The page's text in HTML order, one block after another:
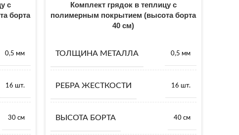
с
борта
0,5 мм
16 шт.
30 см
Комплект грядок в теплицу с
полимерным покрытием (высота борта
40 см)
ТОЛЩИНА МЕТАЛЛА 0,5 мм
РЕБРА ЖЕСТКОСТИ 16 шт.
ВЫСОТА БОРТА 40 см